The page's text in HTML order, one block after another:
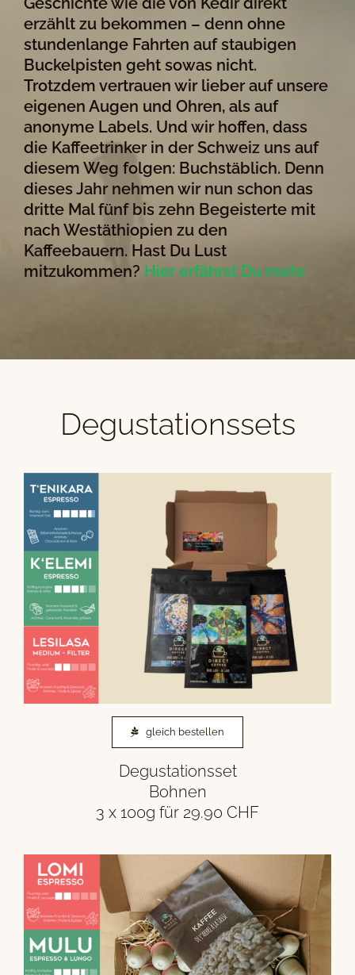
erzählt zu bekommen – denn ohne
stundenlange Fahrten auf staubigen
Buckelpisten geht sowas nicht.
Trotzdem vertrauen wir lieber auf unsere
eigenen Augen und Ohren, als auf
anonyme Labels. Und wir hoffen, dass
die Kaffeetrinker in der Schweiz uns auf
diesem Weg folgen: Buchstäblich. Denn
dieses Jahr nehmen wir nun schon das
dritte Mal fünf bis zehn Begeisterte mit
nach Westäthiopien zu den
Kaffeebauern. Hast Du Lust
mitzukommen? Hier erfährst Du mehr.
Degustationssets
gleich bestellen
Degustationsset
Bohnen
3 x 100g für 29.90 CHF